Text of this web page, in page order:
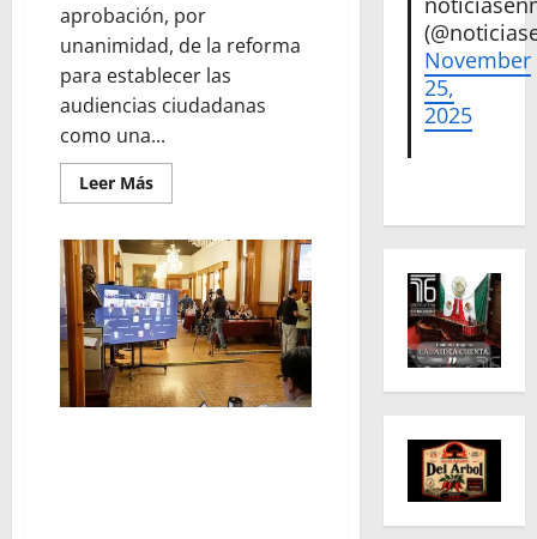
aprobación, por
unanimidad, de la reforma
para establecer las
audiencias ciudadanas
como una...
Leer MásLeer
más
Celebra
Giulianna
Bugarini
aprobación
de
reforma
que
fortalece
audiencias
ciudadanas
November
25,
2025